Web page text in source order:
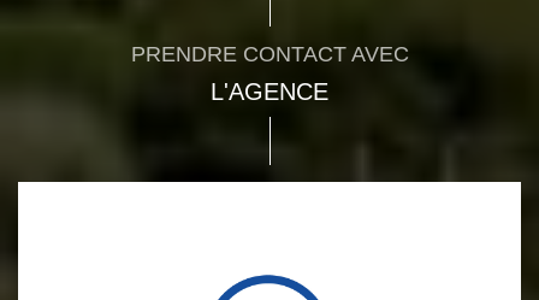
PRENDRE CONTACT AVEC
L'AGENCE